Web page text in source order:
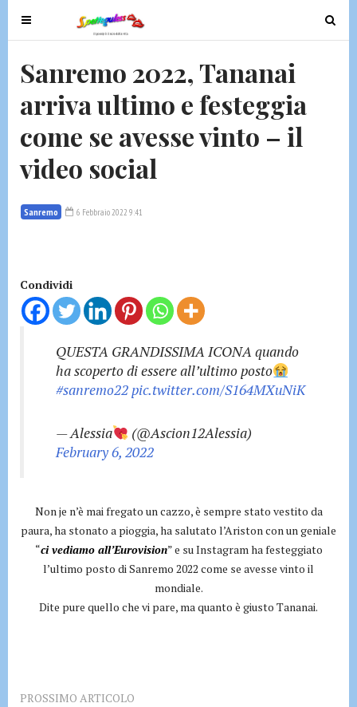
T
o
g
e
n
v
g
o
n
T
o
Sanremo 2022, Tananai
arriva ultimo e festeggia
come se avesse vinto – il
video social
Sanremo 6 Febbraio 2022 9:41
Condividi
QUESTA GRANDISSIMA ICONA quando
ha scoperto di essere all’ultimo posto
#sanremo22pic.twitter.com/S164MXuNiK
— Alessia
(@Ascion12Alessia)
February 6, 2022
Non je n’è mai fregato un cazzo, è sempre stato vestito da
paura, ha stonato a pioggia, ha salutato l’Ariston con un geniale
“ci vediamo all’Eurovision” e su Instagram ha festeggiato
l’ultimo posto di Sanremo 2022 come se avesse vinto il
mondiale.
Dite pure quello che vi pare, ma quanto è giusto Tananai.
PROSSIMO ARTICOLO